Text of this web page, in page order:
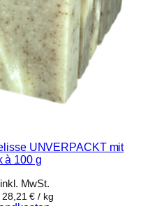
UNVERPACKT mit
à 100 g
inkl. MwSt.
28,21€ / kg